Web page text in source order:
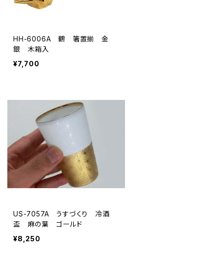
HH-6006A 鶴 箸置揃 金
銀 木箱入
¥7,700
US-7057A うすづくり 冷酒
盃 麻の葉 ゴールド
¥8,250